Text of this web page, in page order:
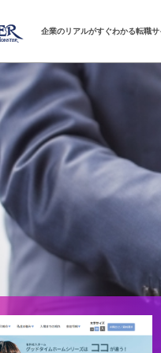
企業のリアルがすぐわかる転職